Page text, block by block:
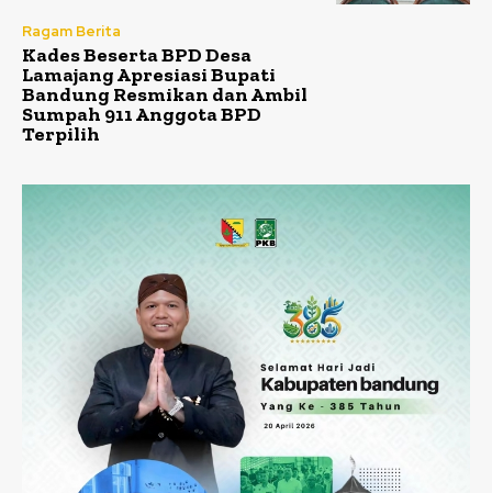
Ragam Berita
Kades Beserta BPD Desa
Lamajang Apresiasi Bupati
Bandung Resmikan dan Ambil
Sumpah 911 Anggota BPD
Terpilih